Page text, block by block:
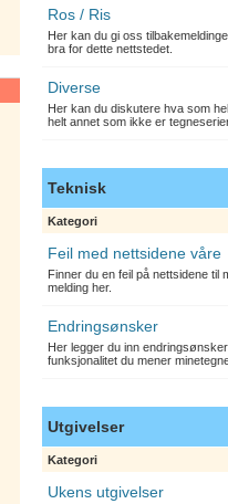
Ros / Ris
Her kan du gi oss
bra for dette nettstedet.
Diverse
Her kan du diskutere hva som
helt annet som ikke er
Teknisk
Kategori
Feil med nettsidene våre
Finner du en feil på nettsidene til
melding her.
Endringsønsker
Her legger du inn
funksjonalitet du mener
Utgivelser
Kategori
Ukens utgivelser